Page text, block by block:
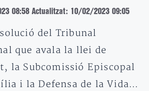
08:58 Actualitzat: 10/02/2023 09:05
del Tribunal
que avala la llei de
la Subcomissió Episcopal
i la Defensa de la Vida…